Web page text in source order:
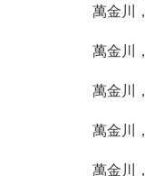
萬金川
萬金川
萬金川
萬金川
萬金川